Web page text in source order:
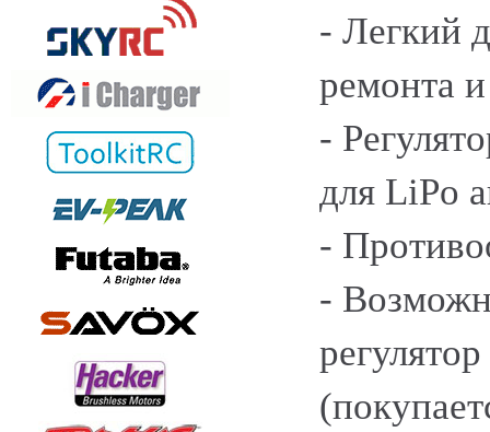
- Легкий
ремонта
-
для LiPo
-
-